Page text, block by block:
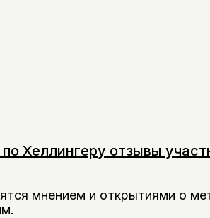
Хеллингеру отзывы
мнением и открытиями о